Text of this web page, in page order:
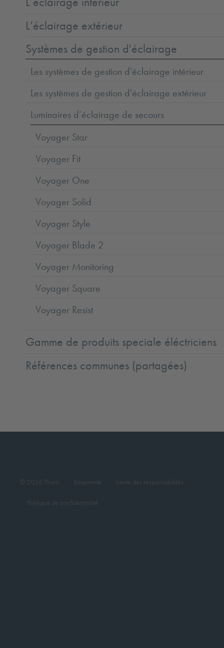
L’éclairage extérieur
Systèmes de gestion d'éclairage
Les systèmes de gestion d'éclairage intérieur
Les systèmes de gestion d'éclairage extérieur
Luminaires d’éclairage de secours
Voyager Star
Voyager Fit
Voyager One
Voyager Solid
Voyager Style
Voyager Blade 2
Voyager Monitoring
Voyager Square
Voyager Resist
Gamme de produits speciale éléctriciens
Références communes (partagées)